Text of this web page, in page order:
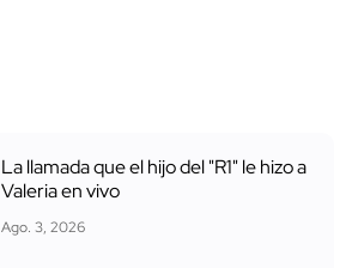
La llamada que el hijo del "R1" le hizo a
Valeria en vivo
Ago. 3, 2026